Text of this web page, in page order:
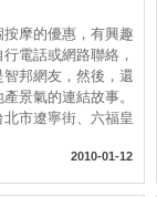
按摩的優惠，有興趣
電話或網路聯絡，
智邦網友，然後，還
景氣的連結故事。
北市遼寧街、六福皇
2010-01-12